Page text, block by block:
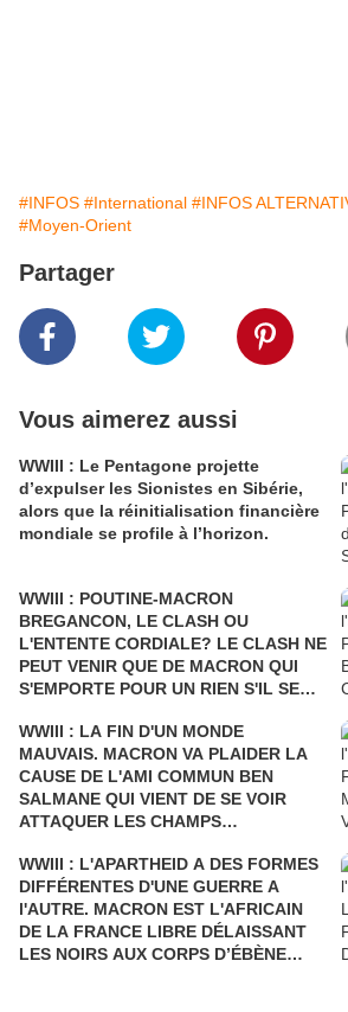
#INFOS #International #INFOS
#Moyen-Orient
Partager
Vous aimerez aussi
WWIII : Le Pentagone projette
d’expulser les Sionistes en Sibérie,
alors que la réinitialisation financière
mondiale se profile à l’horizon.
WWIII : POUTINE-MACRON
BREGANCON, LE CLASH OU
L'ENTENTE CORDIALE? LE CLASH NE
PEUT VENIR QUE DE MACRON QUI
S'EMPORTE POUR UN RIEN S'IL SE
ÉTÉ SARKOZY!
WWIII : LA FIN D'UN MONDE
MAUVAIS. MACRON VA PLAIDER LA
CAUSE DE L'AMI COMMUN BEN
SALMANE QUI VIENT DE SE VOIR
ATTAQUER LES CHAMPS
ET D'ARAMCO PAR LE YÉMEN Où LA
FRANCE BOMBARDE LES ENFANTS
ET LES CIVILS, AU PRÉSIDENT DE
TOUTES LES RUSSIES.
WWIII : L'APARTHEID A DES FORMES
DIFFÉRENTES D'UNE GUERRE A
l'AUTRE. MACRON EST L'AFRICAIN
DE LA FRANCE LIBRE DÉLAISSANT
LES NOIRS AUX CORPS D’ÉBÈNE